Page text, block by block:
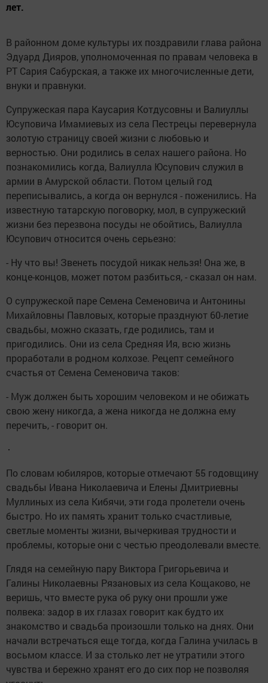
лет.
В районном доме культуры их поздравили глава района
Эдуард Дияров, уполномоченная по правам человека в
РТ Сария Сабурская, а также их многочисленные дети,
внуки и правнуки.
Супружеская пара Каусария Котдусовны и Валиуллы
Юсуповича Имамиевых из села Пестрецы перевернула
золотую страницу своей жизни с любовью и
верностью. Они родились в селах нашего района. Но
познакомились когда, Валиулла Юсупович служил в
армии в Амурской области. Потом целый год
переписывались, а когда он вернулся - поженились. На
известную татарскую поговорку, мол, в супружеский
жизни без перезвона посуды не обойтись, Валиулла
Юсупович относится очень серьезно:
- Ну что вы! Звенеть посудой никак нельзя! Она же, в
конце-концов, может потом разбиться, - сказал он нам.
О супружеской паре Семена Семеновича и Антонины
Михайловны Павловых, которые празднуют 60-летие
свадьбы, можно сказать, где родились, там и
пригодились. Они из села Средняя Ия, всю жизнь
проработали в родном колхозе. Рецепт семейного
счастья от Семена Семеновича таков:
- Муж должен быть хорошим человеком и не обижать
свою жену никогда, а жена никогда не должна ему
перечить, - говорит он.
По словам юбиляров, которые отмечают 55 годовщину
свадьбы Ивана Николаевича и Елены Дмитриевны
Муллиных из села Кибячи, эти года пролетели очень
быстро. Но их память хранит только счастливые,
светлые моменты жизни, вычеркивая трудности и
проблемы, которые они с честью преодолевали вместе.
Глядя на семейную пару Виктора Григорьевича и
Галины Николаевны Рязановых из села Кощаково, не
веришь, что вместе рука об руку они прошли уже
полвека: задор в их глазах говорит как будто их
знакомство и свадьба произошли только на днях. Они
начали встречаться еще тогда, когда Галина училась в
восьмом классе. И за столько лет не утратили этого
чувства и бережно хранят его до сих пор не позволяя